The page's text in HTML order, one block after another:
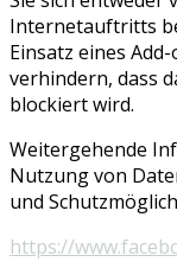
Internetauftritts
Einsatz eines
verhindern, dass
blockiert wird.
Weitergehende
Nutzung von
und
https://